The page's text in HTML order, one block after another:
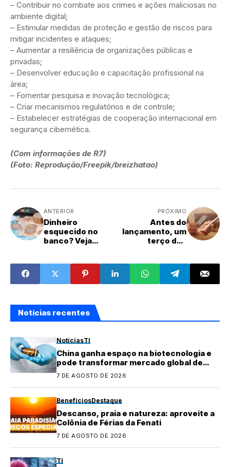
– Contribuir no combate aos crimes e ações maliciosas no
ambiente digital;
– Estimular medidas de proteção e gestão de riscos para
mitigar incidentes e ataques;
– Aumentar a resiliência de organizações públicas e
privadas;
– Desenvolver educação e capacitação profissional na
área;
– Fomentar pesquisa e inovação tecnológica;
– Criar mecanismos regulatórios e de controle;
– Estabelecer estratégias de cooperação internacional em
segurança cibernética.
(Com informações de R7)
(Foto: Reprodução/Freepik/breizhatao)
ANTERIOR
Dinheiro
esquecido no
banco? Veja
PRÓXIMO
Antes do
lançamento, um
terço dos
Automático
Notícias recentes
NotíciasTI
China ganha espaço na biotecnologia e
pode transformar mercado global de
medicamentos
7 DE AGOSTO DE 2026
BenefíciosDestaque
Descanso, praia e natureza: aproveite a
Colônia de Férias da Fenati
7 DE AGOSTO DE 2026
TI